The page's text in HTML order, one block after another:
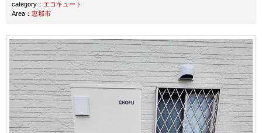
category： エコキュート
Area： 恵那市